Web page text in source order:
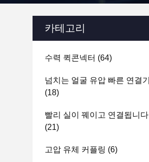
카테고리
수력 퀵콘넥터 (64)
넘치는 얼굴 유압 빠른 연결기
(18)
빨리 실이 꿰이고 연결됩니다
(21)
고압 유체 커플링 (6)